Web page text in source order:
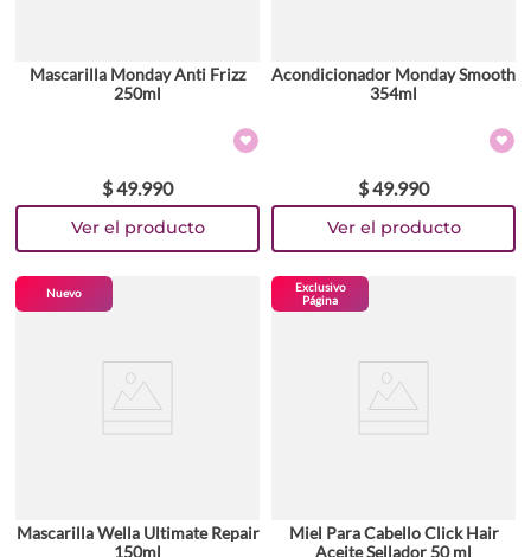
Mascarilla Monday Anti Frizz
250ml
$49.990
Acondicionador Monday Smooth
354ml
$49.990
Nuevo
Mascarilla Wella Ultimate Repair
150ml
Exclusivo
Página
Miel Para Cabello Click Hair
Aceite Sellador 50 ml